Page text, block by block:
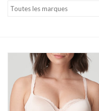
Lingerie-accessoires
Cartes-cadeaux